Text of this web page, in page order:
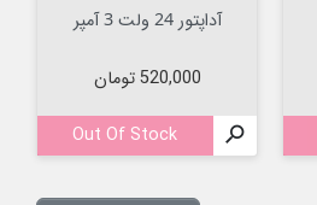
آداپتور 24 ولت 3 آمپر
قیمت
520,000 تومان

Out Of Stock